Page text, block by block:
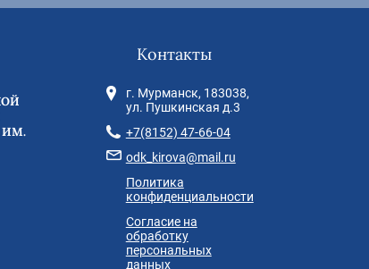
ИМ.
Контакты
г. Мурманск, 183038,
ул. Пушкинская д.3
+7(8152) 47-66-04
odk_kirova@mail.ru
Политика
конфиденциальности
Согласие на
обработку
персональных
данных